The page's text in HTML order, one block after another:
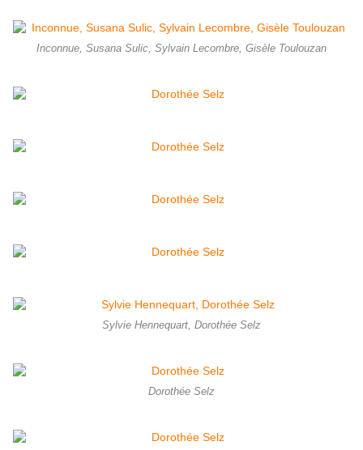
Inconnue, Susana Sulic, Sylvain Lecombre, Gisèle Toulouzan
Sylvie Hennequart, Dorothée Selz
Dorothée Selz